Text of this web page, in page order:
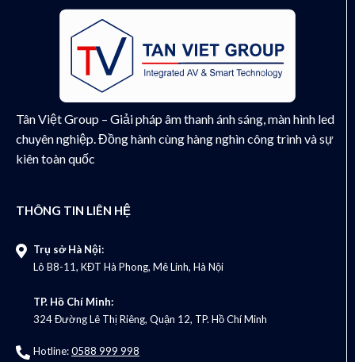
Tân Việt Group – Giải pháp âm thanh ánh sáng, màn hình led
chuyên nghiệp. Đồng hành cùng hàng nghìn công trình và sự
kiên toàn quốc
THÔNG TIN LIÊN HỆ
Trụ sở Hà Nội:
Lô B8-11, KĐT Hà Phong, Mê Linh, Hà Nội
TP. Hồ Chí Minh:
324 Đường Lê Thị Riêng, Quận 12, TP. Hồ Chí Minh
Hotline:0588 999 998